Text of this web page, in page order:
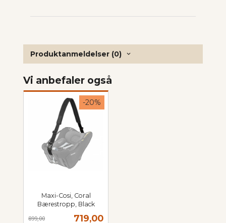
Produktanmeldelser (0)
Vi anbefaler også
Maxi-Cosi, Coral
Bærestropp, Black
Tilbud
719,00
899,00
-20%
mva.